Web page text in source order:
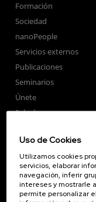
Formación
Sociedad
nanoPeople
Servicios externos
Publicaciones
Seminarios
Únete
Sala de prensa
Corporate Compliance
Nanomagnetismo
Nanoóptica
Autoensamblado
Uso de Cookies
Utilizamos cookies
servicios, elaborar
navegación, inferir
intereses y mostrarle
permite personalizar